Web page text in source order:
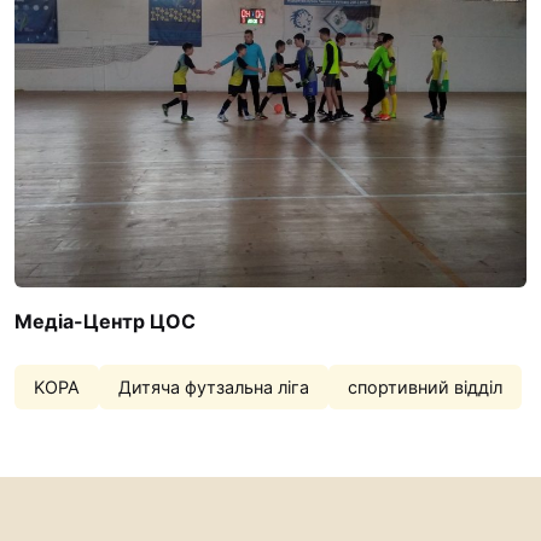
Медіа-Центр ЦОС
KOPA Дитяча футзальна ліга спортивний відділ